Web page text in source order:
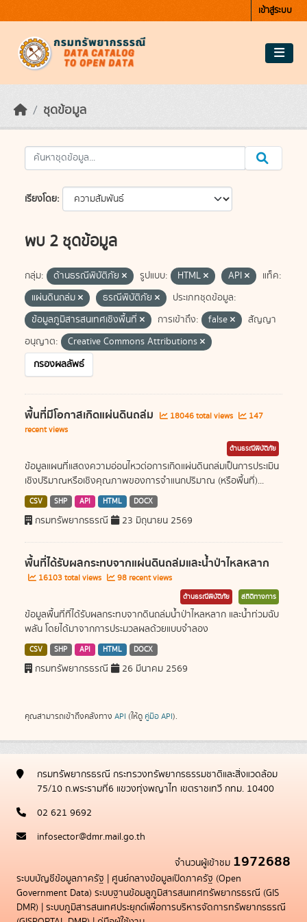
เข้าสู่ระบบ
ชุดข้อมูล
เรียงโดย
พบ 2 ชุดข้อมูล
กลุ่ม: ด้านธรณีพิบัติภัย รูปแบบ: HTML API
แท็ค:
แผ่นดินถล่ม
ธรณีพิบัติภัย
ประเภทชุดข้อมูล:
ข้อมูลภูมิสารสนเทศเชิงพื้นที่
การเข้าถึง: false
สัญญา
อนุญาต:
Creative Commons Attributions
กรองผลลัพธ์
พื้นที่มีโอกาสเกิดแผ่นดินถล่ม 18046 total views
147
recent views
ด้านธรณีพิบัติภัย
ข้อมูลแผนที่แสดงความอ่อนไหวต่อการเกิดแผ่นดินถล่มเป็นการประเมิน
เชิงปริมาณหรือเชิงคุณภาพของการจำแนกปริมาณ (หรือพื้นที่)...
CSV SHP API HTML DOCX
กรมทรัพยากรธรณี 23 มิถุนายน 2569
พื้นที่ได้รับผลกระทบจากแผ่นดินถล่มและน้ำป่าไหลหลาก
16103 total views 98 recent views
ด้านธรณีพิบัติภัย สถิติทางการ
ข้อมูลพื้นที่ที่ได้รับผลกระทบจากดินถล่มน้ำป่าไหลหลาก และน้ำท่วมฉับ
พลัน โดยได้มาจากการประมวลผลด้วยแบบจำลอง
CSV SHP API HTML DOCX
กรมทรัพยากรธรณี 26 มีนาคม 2569
คุณสามารถเข้าถึงคลังทาง API (ให้ดู คู่มือ API).
กรมทรัพยากรธรณี กระทรวงทรัพยากรธรรมชาติและสิ่งแวดล้อม
75/10 ถ.พระรามที่6 แขวงทุ่งพญาไท เขตราชเทวี กทม. 10400
02 621 9692
infosector@dmr.mail.go.th
จำนวนผู้เข้าชม 1972688
ระบบบัญชีข้อมูลภาครัฐ | ศูนย์กลางข้อมูลเปิดภาครัฐ (Open
Government Data) ระบบฐานข้อมลูภูมิสารสนเทศทรัพยากรธรณี (GIS
DMR) | ระบบภูมิสารสนเทศประยุกต์เพื่อการบริหารจัดการทรัพยากรธรณี